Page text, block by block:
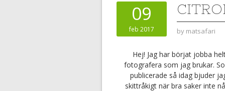
09
feb 2017 by matsafari
Hej! Jag har börjat jobba
fotografera som jag brukar.
publicerade så idag bjuder
skittråkigt när bra saker inte